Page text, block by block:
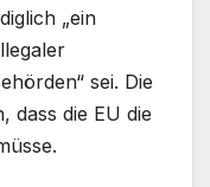
„ein
sei. Die
dass die EU die